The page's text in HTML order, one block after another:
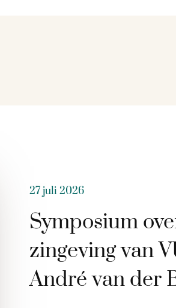
27 juli 2026
Symposium
zingeving van
André van der